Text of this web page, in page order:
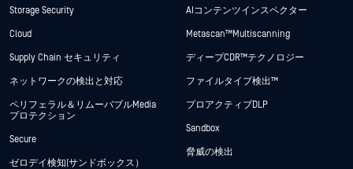
Storage Security
Cloud
Supply Chain セキュリティ
ネットワークの検出と対応
ペリフェラル＆リムーバブルMedia
プロテクション
Secure
ゼロデイ検知(サンドボックス）
AIコンテンツインスペクター
Metascan™ Multiscanning
ディープCDR™テクノロジー
ファイルタイプ検出™
プロアクティブDLP
Sandbox
脅威の検出